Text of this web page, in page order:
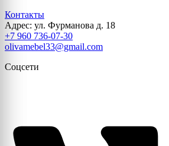
Контакты
Адрес: ул. Фурманова д. 18
+7 960 736-07-30
olivamebel33@gmail.com
Соцсети